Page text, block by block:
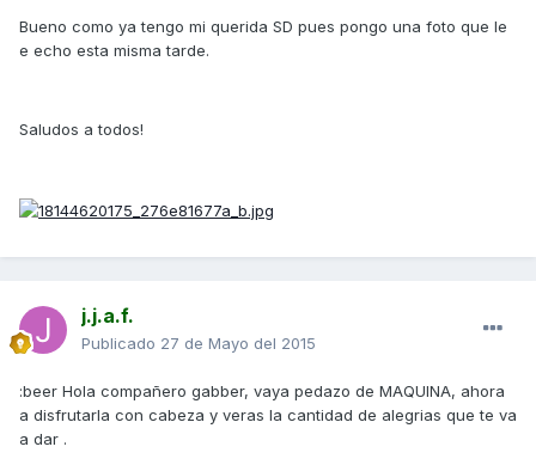
Bueno como ya tengo mi querida SD pues pongo una foto que le
e echo esta misma tarde.
Saludos a todos!
j.j.a.f.
Publicado 27 de Mayo del 2015
:beer Hola compañero gabber, vaya pedazo de MAQUINA, ahora
a disfrutarla con cabeza y veras la cantidad de alegrias que te va
a dar .